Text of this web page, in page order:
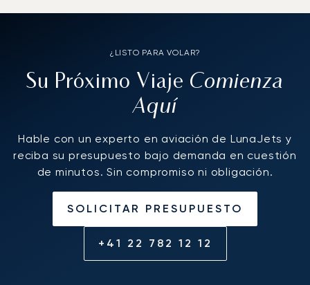
¿LISTO PARA VOLAR?
Su Próximo Viaje Comienza
Aquí
Hable con un experto en aviación de LunaJets y
reciba su presupuesto bajo demanda en cuestión
de minutos. Sin compromiso ni obligación.
SOLICITAR PRESUPUESTO
+41 22 782 12 12